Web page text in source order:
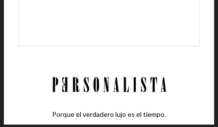
Porque el verdadero lujo es el tiempo.